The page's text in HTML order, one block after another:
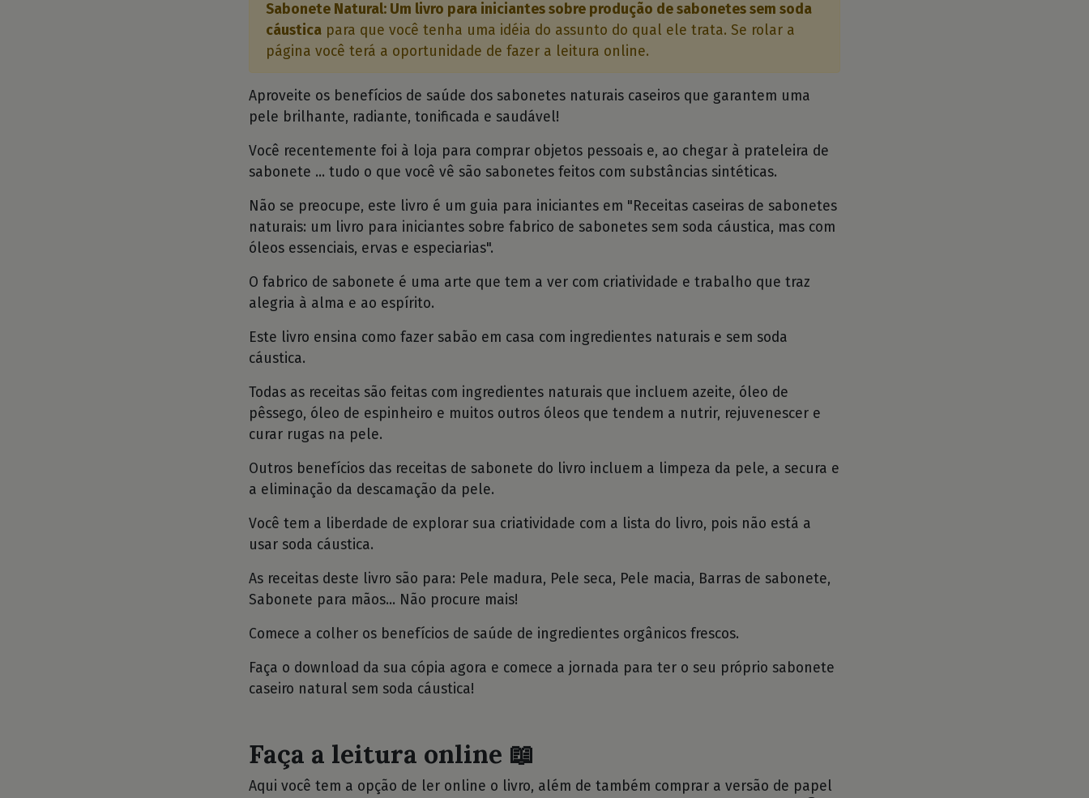
Sabonete Natural: Um livro para iniciantes sobre produção de sabonetes sem soda
cáustica para que você tenha uma idéia do assunto do qual ele trata. Se rolar a
página você terá a oportunidade de fazer a leitura online.
Aproveite os benefícios de saúde dos sabonetes naturais caseiros que garantem uma
pele brilhante, radiante, tonificada e saudável!
Você recentemente foi à loja para comprar objetos pessoais e, ao chegar à prateleira de
sabonete ... tudo o que você vê são sabonetes feitos com substâncias sintéticas.
Não se preocupe, este livro é um guia para iniciantes em "Receitas caseiras de sabonetes
naturais: um livro para iniciantes sobre fabrico de sabonetes sem soda cáustica, mas com
óleos essenciais, ervas e especiarias".
O fabrico de sabonete é uma arte que tem a ver com criatividade e trabalho que traz
alegria à alma e ao espírito.
Este livro ensina como fazer sabão em casa com ingredientes naturais e sem soda
cáustica.
Todas as receitas são feitas com ingredientes naturais que incluem azeite, óleo de
pêssego, óleo de espinheiro e muitos outros óleos que tendem a nutrir, rejuvenescer e
curar rugas na pele.
Outros benefícios das receitas de sabonete do livro incluem a limpeza da pele, a secura e
a eliminação da descamação da pele.
Você tem a liberdade de explorar sua criatividade com a lista do livro, pois não está a
usar soda cáustica.
As receitas deste livro são para: Pele madura, Pele seca, Pele macia, Barras de sabonete,
Sabonete para mãos... Não procure mais!
Comece a colher os benefícios de saúde de ingredientes orgânicos frescos.
Faça o download da sua cópia agora e comece a jornada para ter o seu próprio sabonete
caseiro natural sem soda cáustica!
Faça a leitura online 📖
Aqui você tem a opção de ler online o livro, além de também comprar a versão de papel